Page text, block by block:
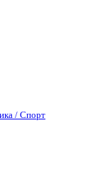
/ Спорт